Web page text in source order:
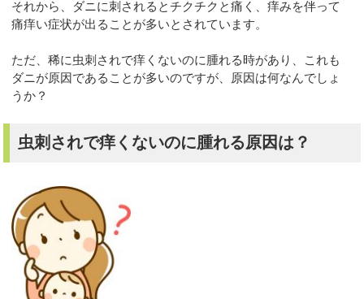
それから、ダニに刺されるとチクチクと痛く、痒みを伴って
痛痒い症状が出ることが多いとされています。
ただ、稀に虫刺されで痒くないのに腫れる時があり、これも
ダニが原因であることが多いのですが、原因は何なんでしょ
うか？
虫刺されで痒くないのに腫れる原因は？